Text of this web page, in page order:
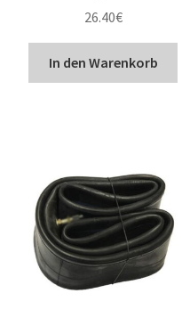
26.40€
In den Warenkorb